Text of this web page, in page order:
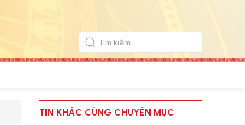
TIN KHÁC CÙNG CHUYÊN MỤC